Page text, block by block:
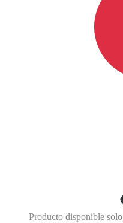
Producto disponible